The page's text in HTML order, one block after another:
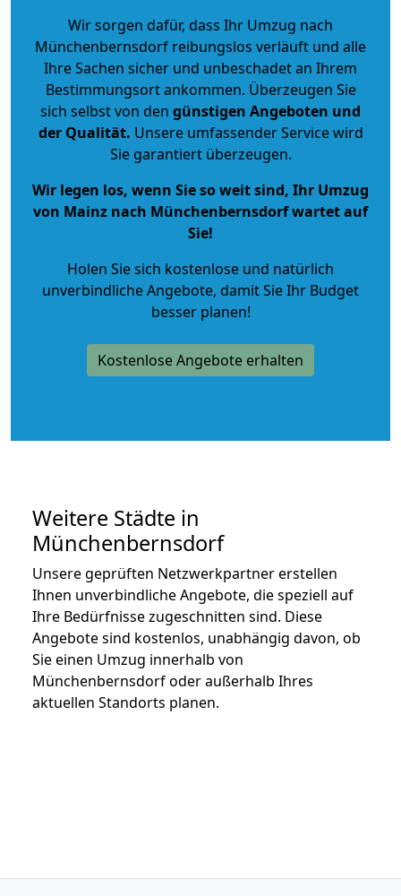
Wir sorgen dafür, dass Ihr Umzug nach
Münchenbernsdorf reibungslos verläuft und alle
Ihre Sachen sicher und unbeschadet an Ihrem
Bestimmungsort ankommen. Überzeugen Sie
sich selbst von den günstigen Angeboten und
der Qualität. Unsere umfassender Service wird
Sie garantiert überzeugen.
Wir legen los, wenn Sie so weit sind, Ihr Umzug
von Mainz nach Münchenbernsdorf wartet auf
Sie!
Holen Sie sich kostenlose und natürlich
unverbindliche Angebote, damit Sie Ihr Budget
besser planen!
Kostenlose Angebote erhalten
Weitere Städte in
Münchenbernsdorf
Unsere geprüften Netzwerkpartner erstellen
Ihnen unverbindliche Angebote, die speziell auf
Ihre Bedürfnisse zugeschnitten sind. Diese
Angebote sind kostenlos, unabhängig davon, ob
Sie einen Umzug innerhalb von
Münchenbernsdorf oder außerhalb Ihres
aktuellen Standorts planen.